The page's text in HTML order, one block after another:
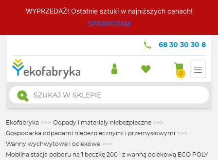
WYPRZEDAŻ! Ostatnie sztuki w najniższych cenach!
SPRAWDZAM
68 30 30 30 8
0
Wyszukiwarka
produktów
Ekofabryka >>> Odpady i materiały niebezpieczne >>>
Gospodarka odpadami niebezpiecznymi i przemysłowymi >>>
Wanny wychwytowe i ociekowe >>>
Mobilna stacja poboru na 1 beczkę 200 l z wanną ociekową ECO POLY